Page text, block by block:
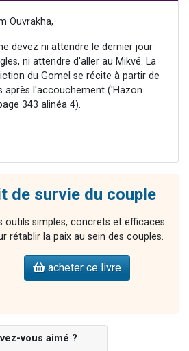
Ouvrakha,
devez ni attendre le dernier jour
ni attendre d'aller au Mikvé. La
du Gomel se récite à partir de
après l'accouchement ('Hazon
343 alinéa 4).
de survie du couple
outils simples, concrets et efficaces
rétablir la paix au sein des couples.
acheter ce livre
vous aimé ?